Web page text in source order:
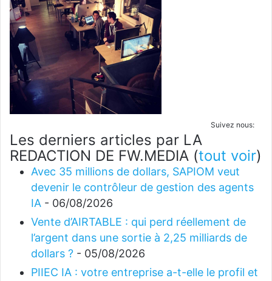
Suivez nous:
Les derniers articles par LA
REDACTION DE FW.MEDIA (tout voir)
Avec 35 millions de dollars, SAPIOM veut
devenir le contrôleur de gestion des agents
IA - 06/08/2026
Vente d’AIRTABLE : qui perd réellement de
l’argent dans une sortie à 2,25 milliards de
dollars ? - 05/08/2026
PIIEC IA : votre entreprise a-t-elle le profil et